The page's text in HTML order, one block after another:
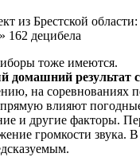
тоже имеются.
домашний результат
на соревнованиях
влияют
и другие факторы.
громкости звука. В